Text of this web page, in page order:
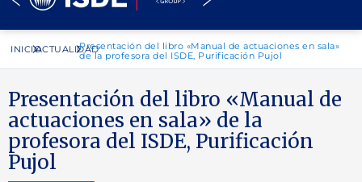
INICIOACTUALIDADPresentación del libro «Manual de actuaciones en sala»
de la profesora del ISDE, Purificación Pujol
Presentación del libro «Manual de
actuaciones en sala» de la
profesora del ISDE, Purificación
Pujol